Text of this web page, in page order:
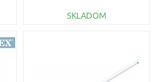
SKLADOM